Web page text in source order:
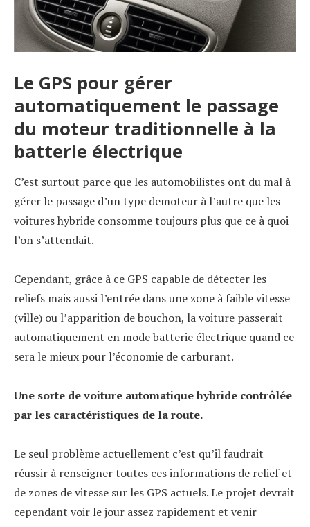
Le GPS pour gérer
automatiquement le passage
du moteur traditionnelle à la
batterie électrique
C’est surtout parce que les automobilistes ont du mal à
gérer le passage d’un type demoteur à l’autre que les
voitures hybride consomme toujours plus que ce à quoi
l’on s’attendait.
Cependant, grâce à ce GPS capable de détecter les
reliefs mais aussi l’entrée dans une zone à faible vitesse
(ville) ou l’apparition de bouchon, la voiture passerait
automatiquement en mode batterie électrique quand ce
sera le mieux pour l’économie de carburant.
Une sorte de voiture automatique hybride contrôlée
par les caractéristiques de la route.
Le seul problème actuellement c’est qu’il faudrait
réussir à renseigner toutes ces informations de relief et
de zones de vitesse sur les GPS actuels. Le projet devrait
cependant voir le jour assez rapidement et venir